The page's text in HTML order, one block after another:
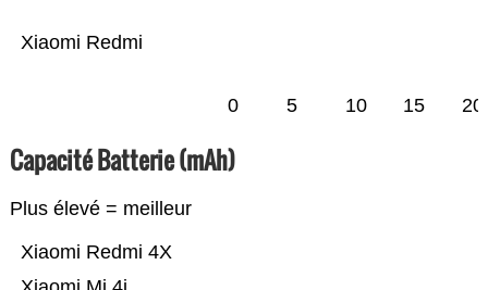
Xiaomi Redmi
0 5 10 15 20
Capacité Batterie (mAh)
Plus élevé = meilleur
Xiaomi Redmi 4X